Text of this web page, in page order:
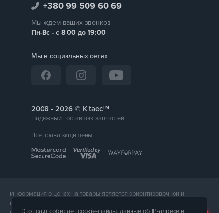
+380 99 509 60 69
Мы ждем ваших звонков
Пн-Вс - с 8:00 до 19:00
Мы в социальных сетях
2008 - © Kitaecтм
Надежный поставщик запчастей.
Все права защищены.
Информация о ценах на товары является ориентировочной и
предоставляется для справки. Точная стоимость товара будет
Этот сайт собирает cookie-файлы, данные об IP-адресе и